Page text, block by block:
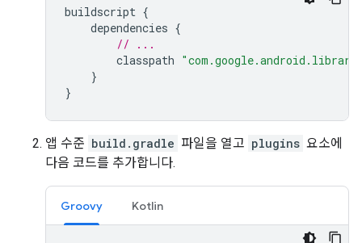
buildscript {
dependencies {
// ...
classpath
}
}
앱 수준 build.gradle 파일을 열고 plugins 요소에
다음 코드를 추가합니다.
Groovy Kotlin